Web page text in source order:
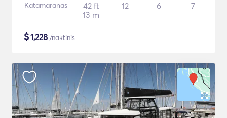
Katamaranas
42 ft
13 m
12 6 7
$1,228 /naktinis